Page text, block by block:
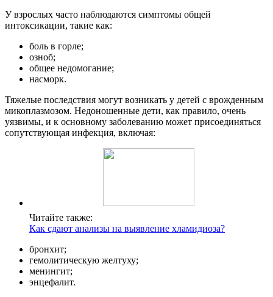
У взрослых часто наблюдаются симптомы общей
интоксикации, такие как:
боль в горле;
озноб;
общее недомогание;
насморк.
Тяжелые последствия могут возникать у детей с врожденным
микоплазмозом. Недоношенные дети, как правило, очень
уязвимы, и к основному заболеванию может присоединяться
сопутствующая инфекция, включая:
Читайте также:
Как сдают анализы на выявление хламидиоза?
бронхит;
гемолитическую желтуху;
менингит;
энцефалит.